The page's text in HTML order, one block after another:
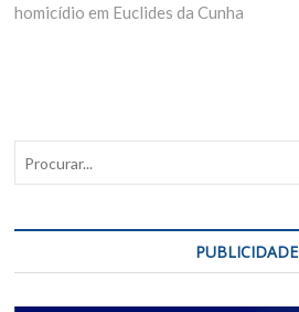
homicídio em Euclides da Cunha
PUBLICIDADE